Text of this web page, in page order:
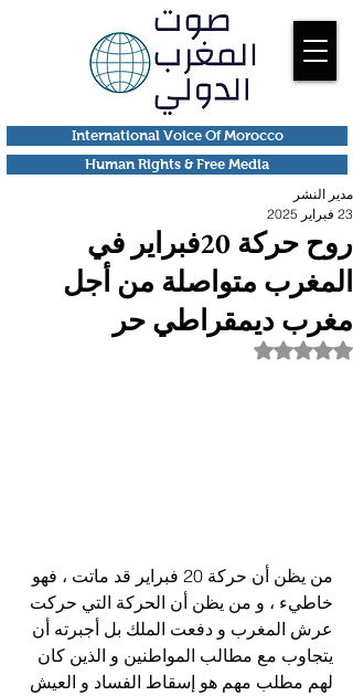
Human Rights & Free Media
International Voice Of Morocco
روح حركة 20فبراير في
المغرب متواصلة من أجل
مغرب ديمقراطي حر
مدير النشر
23 فبراير 2025
تم التقييم بـ ليس رقمًا من أصل 5 نجوم.
من يظن أن حركة 20 فبراير قد ماتت ، فهو
خاطيء ، و من يظن أن الحركة التي حركت
عرش المغرب و دفعت الملك بل أجبرته أن
يتجاوب مع مطالب المواطنين و الذين كان
لهم مطلب مهم هو إسقاط الفساد و العيش